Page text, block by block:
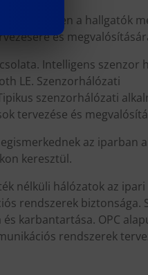
keretében a hallgatók
és
Intelligens szenzor
LE. Szenzorhálózati
szenzorhálózati
tervezése és
az iparban
keresztül.
nélküli hálózatok az ipari
rendszerek biztonsága.
karbantartása. OPC
rendszerek